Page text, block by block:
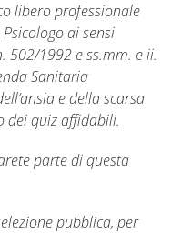
libero professionale
ai sensi
502/1992 e ss.mm. e ii.
Sanitaria
e della scarsa
dei quiz affidabili.
parte di questa
pubblica, per